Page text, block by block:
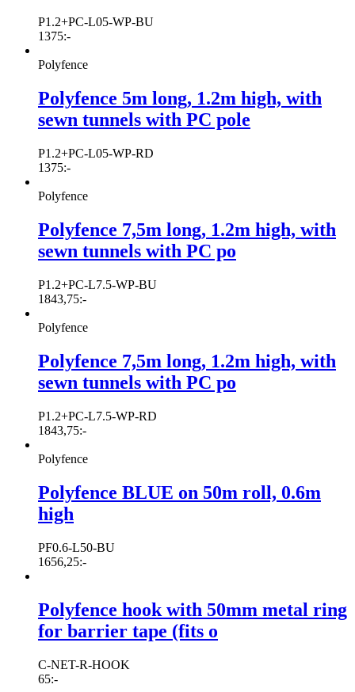
P1.2+PC-L05-WP-BU
1375:-
Polyfence
Polyfence 5m long, 1.2m high, with
sewn tunnels with PC pole
P1.2+PC-L05-WP-RD
1375:-
Polyfence
Polyfence 7,5m long, 1.2m high, with
sewn tunnels with PC po
P1.2+PC-L7.5-WP-BU
1843,75:-
Polyfence
Polyfence 7,5m long, 1.2m high, with
sewn tunnels with PC po
P1.2+PC-L7.5-WP-RD
1843,75:-
Polyfence
Polyfence BLUE on 50m roll, 0.6m
high
PF0.6-L50-BU
1656,25:-
Polyfence hook with 50mm metal ring
for barrier tape (fits o
C-NET-R-HOOK
65:-